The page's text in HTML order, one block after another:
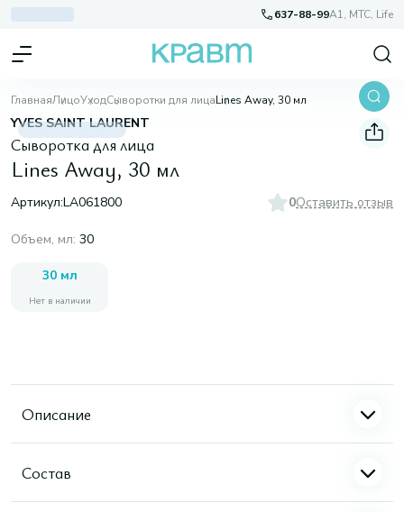
637-88-99A1, МТС, Life
ГлавнаяЛицоУходСыворотки для лицаLines Away, 30 мл
YVES SAINT LAURENT
Сыворотка для лица
Lines Away, 30 мл
Артикул:LA061800 0Оставить отзыв
Объем, мл: 30
30 мл
Нет в наличии
Описание
Состав